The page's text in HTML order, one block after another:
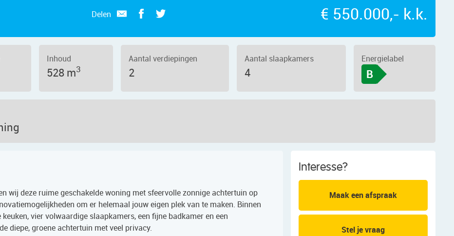
Delen € 550.000,- k.k.
Inhoud
528 m3
Aantal verdiepingen
2
Aantal slaapkamers
4
Energielabel
B
wij deze ruime geschakelde woning met sfeervolle zonnige achtertuin op
om er helemaal jouw eigen plek van te maken. Binnen
vier volwaardige slaapkamers, een fijne badkamer en een
diepe, groene achtertuin met veel privacy.
Interesse?
Maak een afspraak
Stel je vraag